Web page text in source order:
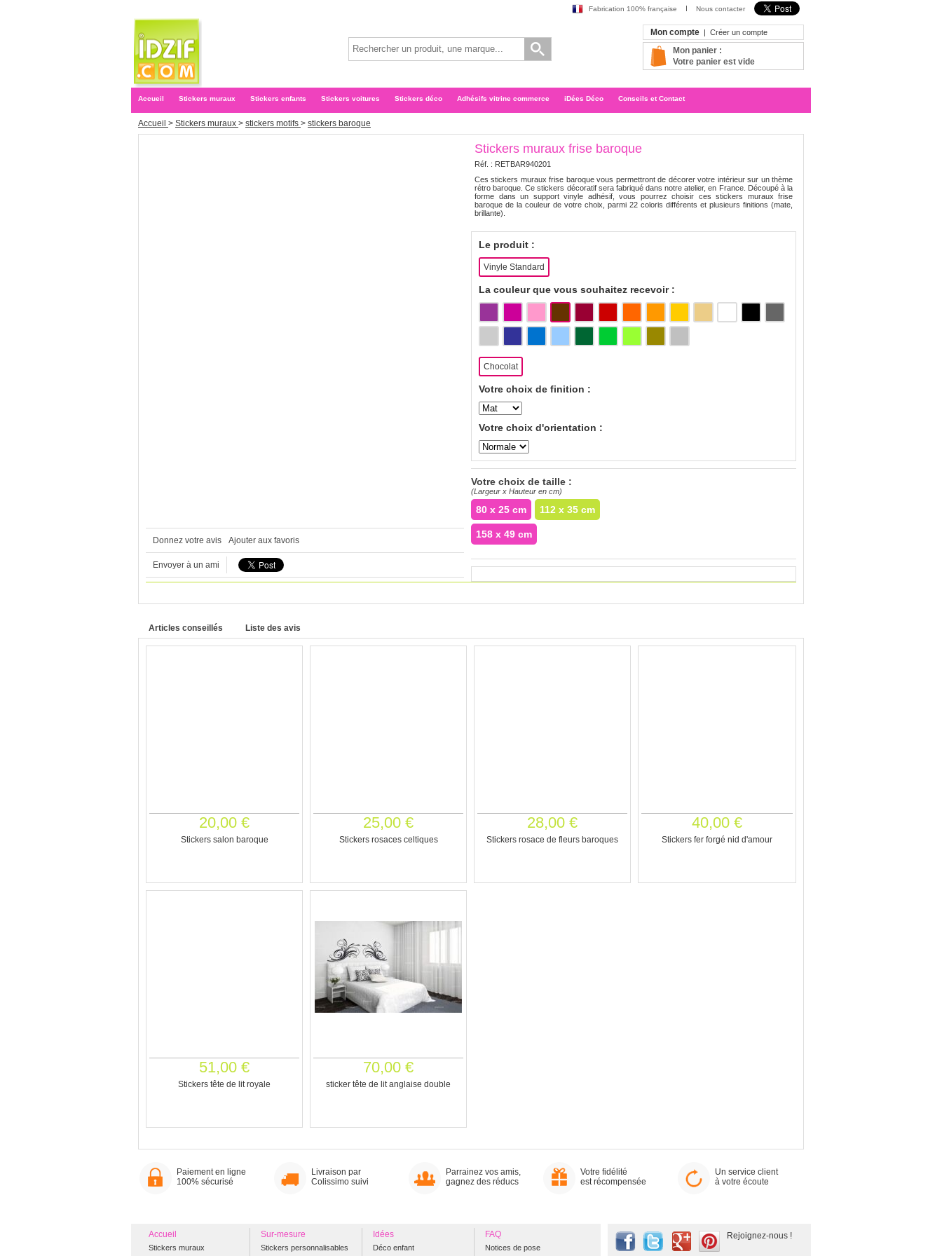
Fabrication 100% française Nous contacter
Mon compte | Créer un compte
Mon panier :
Votre panier est vide
Accueil Stickers muraux Stickers enfants Stickers voitures Stickers déco Adhésifs vitrine commerce iDées Déco Conseils et Contact
Accueil > Stickers muraux > stickers motifs > stickers baroque
Donnez votre avis Ajouter aux favoris
Envoyer à un ami
Stickers muraux frise baroque
Réf. : RETBAR940201
Ces stickers muraux frise baroque vous permettront de décorer votre intérieur sur un thème
rétro baroque. Ce stickers décoratif sera fabriqué dans notre atelier, en France. Découpé à la
forme dans un support vinyle adhésif, vous pourrez choisir ces stickers muraux frise
baroque de la couleur de votre choix, parmi 22 coloris différents et plusieurs finitions (mate,
brillante).
Le produit :
Vinyle Standard
La couleur que vous souhaitez recevoir :
Chocolat
Votre choix de finition :
Votre choix d'orientation :
Votre choix de taille :
(Largeur x Hauteur en cm)
80 x 25 cm 112 x 35 cm
158 x 49 cm
Articles conseillés Liste des avis
20,00 €
Stickers salon baroque
25,00 €
Stickers rosaces celtiques
28,00 €
Stickers rosace de fleurs baroques
40,00 €
Stickers fer forgé nid d'amour
51,00 €
Stickers tête de lit royale
70,00 €
sticker tête de lit anglaise double
Paiement en ligne
100% sécurisé
Livraison par
Colissimo suivi
Parrainez vos amis,
gagnez des réducs
Votre fidélité
est récompensée
Un service client
à votre écoute
Rejoignez-nous !
Accueil
Stickers muraux
Sur-mesure
Stickers personnalisables
Idées
Déco enfant
FAQ
Notices de pose